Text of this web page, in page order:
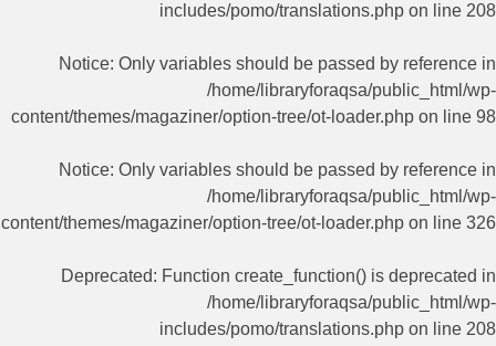
includes/pomo/translations.php on line 208
Notice: Only variables should be passed by reference in
/home/libraryforaqsa/public_html/wp-
content/themes/magaziner/option-tree/ot-loader.php on line 98
Notice: Only variables should be passed by reference in
/home/libraryforaqsa/public_html/wp-
content/themes/magaziner/option-tree/ot-loader.php on line 326
Deprecated: Function create_function() is deprecated in
/home/libraryforaqsa/public_html/wp-
includes/pomo/translations.php on line 208